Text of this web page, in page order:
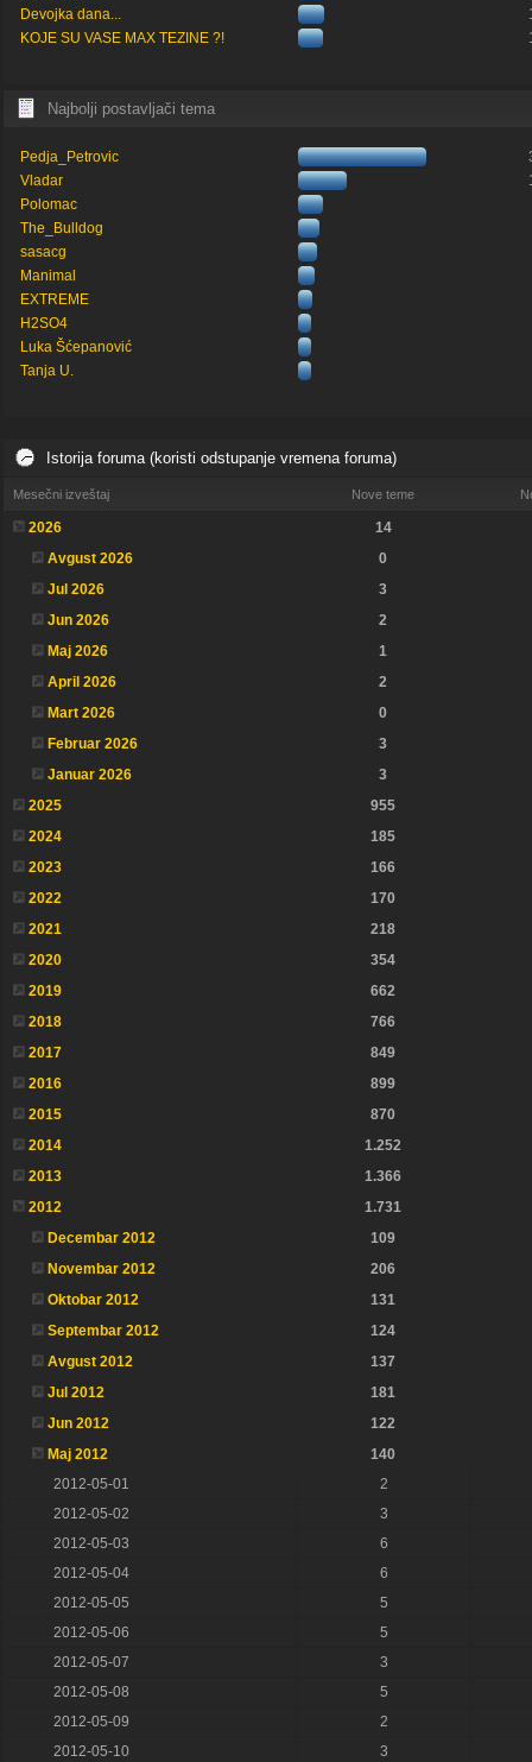
Devojka dana...
KOJE SU VASE MAX TEZINE ?!
Najbolji postavljači tema
Pedja_Petrovic
Vladar
Polomac
The_Bulldog
sasacg
Manimal
EXTREME
H2SO4
Luka Šćepanović
Tanja U.
Istorija foruma (koristi odstupanje vremena foruma)
Mesečni izveštaj Nove teme
2026
14
Avgust 2026
0
Jul 2026
3
Jun 2026
2
Maj 2026
1
April 2026
2
Mart 2026
0
Februar 2026
3
Januar 2026
3
2025
955
2024
185
2023
166
2022
170
2021
218
2020
354
2019
662
2018
766
2017
849
2016
899
2015
870
2014
1.252
2013
1.366
2012
1.731
Decembar 2012
109
Novembar 2012
206
Oktobar 2012
131
Septembar 2012
124
Avgust 2012
137
Jul 2012
181
Jun 2012
122
Maj 2012
140
2012-05-01
2
2012-05-02
3
2012-05-03
6
2012-05-04
6
2012-05-05
5
2012-05-06
5
2012-05-07
3
2012-05-08
5
2012-05-09
2
2012-05-10
3